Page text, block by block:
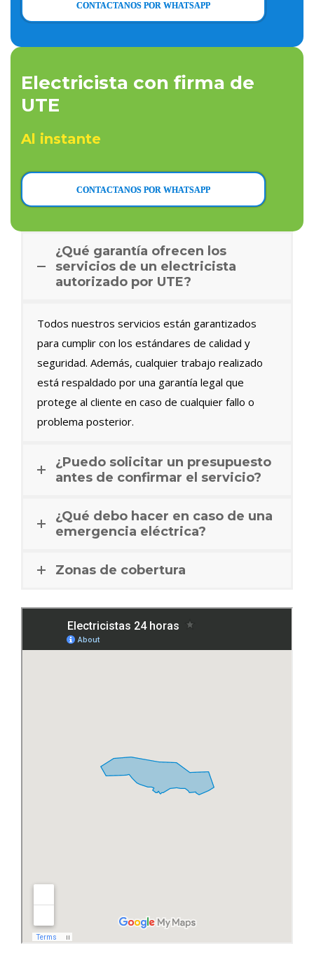
CONTACTANOS POR WHATSAPP
Electricista con firma de
UTE
Al instante
CONTACTANOS POR WHATSAPP
¿Qué garantía ofrecen los
servicios de un electricista
autorizado por UTE?
Todos nuestros servicios están garantizados
para cumplir con los estándares de calidad y
seguridad. Además, cualquier trabajo realizado
está respaldado por una garantía legal que
protege al cliente en caso de cualquier fallo o
problema posterior.
¿Puedo solicitar un presupuesto
antes de confirmar el servicio?
¿Qué debo hacer en caso de una
emergencia eléctrica?
Zonas de cobertura